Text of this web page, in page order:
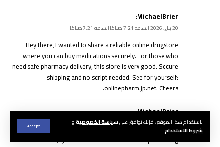
باستخدام هذا الموقع ، فإنك توافق علىسياسة الخصوصيةو
شروط الاستخدام.
Accept
MichaelBrier
:
20 يناير، 2026 الساعة 7:21 صباحًا الساعة 7:21 صباحًا
Hey there, I wanted to share a reliable online drugstore
where you can buy medications securely. For those who
need safe pharmacy delivery, this store is very good. Secure
shipping and no script needed. See for yourself:
onlinepharm.jp.net. Cheers.
MichaelBrier
:
20 يناير، 2026 الساعة 9:27 صباحًا الساعة 9:27 صباحًا
Hello, I just found a useful website for purchasing